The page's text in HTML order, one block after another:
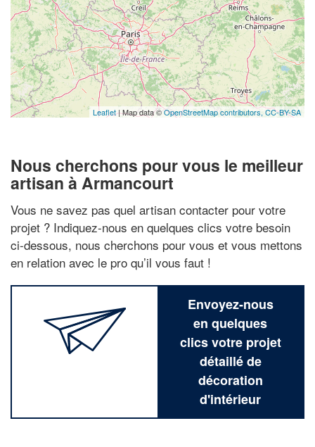
Leaflet| Map data ©OpenStreetMap contributors, CC-BY-SA
Nous cherchons pour vous le meilleur
artisan à Armancourt
Vous ne savez pas quel artisan contacter pour votre
projet ? Indiquez-nous en quelques clics votre besoin
ci-dessous, nous cherchons pour vous et vous mettons
en relation avec le pro qu’il vous faut !
Envoyez-nous
en quelques
clics votre projet
détaillé de
décoration
d'intérieur